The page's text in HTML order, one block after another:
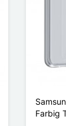
Farbig